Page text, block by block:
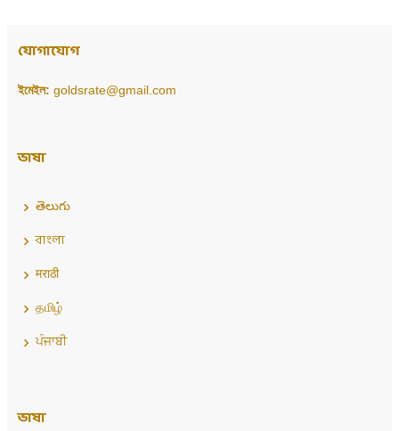
যোগাযোগ
ইমেইল: goldsrate@gmail.com
ভাষা
తెలుగు
বাংলা
मराठी
தமிழ்
ਪੰਜਾਬੀ
ভাষা